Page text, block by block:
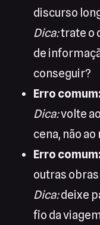
discurso
Dica:trate o
de
conseguir?
Erro comum:
Dica:volte
cena, não ao
Erro comum:
outras
Dica:deixe
fio da